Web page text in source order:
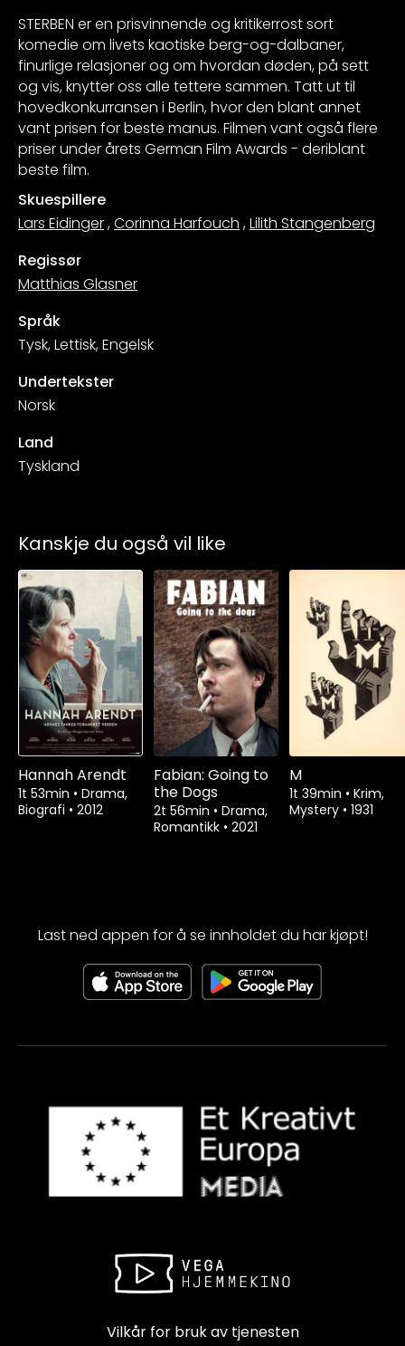
STERBEN er en prisvinnende og kritikerrost sort
komedie om livets kaotiske berg-og-dalbaner,
finurlige relasjoner og om hvordan døden, på sett
og vis, knytter oss alle tettere sammen. Tatt ut til
hovedkonkurransen i Berlin, hvor den blant annet
vant prisen for beste manus. Filmen vant også flere
priser under årets German Film Awards - deriblant
beste film.
Skuespillere
Lars Eidinger,Corinna Harfouch ,Lilith Stangenberg
Regissør
Matthias Glasner
Språk
Tysk, Lettisk, Engelsk
Undertekster
Norsk
Land
Tyskland
Kanskje du også vil like
Hannah Arendt
1t 53min • Drama,
Biografi • 2012
Fabian: Going to
the Dogs
2t 56min • Drama,
Romantikk • 2021
M
1t 39min • Krim,
Mystery • 1931
Last ned appen for å se innholdet du har kjøpt!
Vilkår for bruk av tjenesten